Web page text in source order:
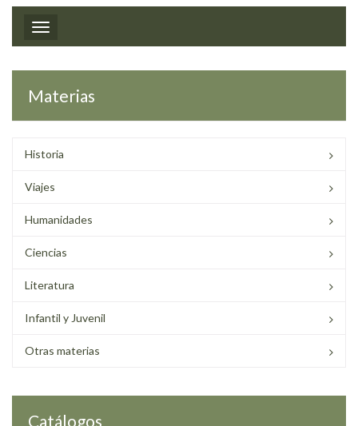
Toggle navigation
Materias
Historia
Viajes
Humanidades
Ciencias
Literatura
Infantil y Juvenil
Otras materias
Catálogos